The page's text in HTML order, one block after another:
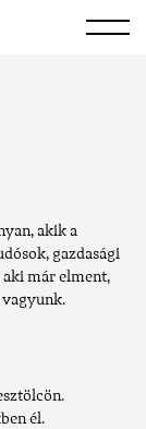
akik a
gazdasági
már elment,
él.